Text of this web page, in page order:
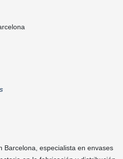
Barcelona, especialista en envases